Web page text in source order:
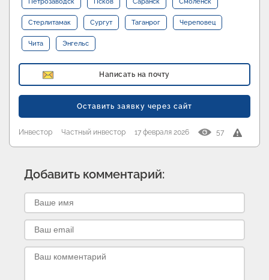
Петрозаводск Псков Саранск Смоленск
Стерлитамак Сургут Таганрог Череповец
Чита Энгельс
Написать на почту
Оставить заявку через сайт
Инвестор Частный инвестор 17 февраля 2026 57
Добавить комментарий: